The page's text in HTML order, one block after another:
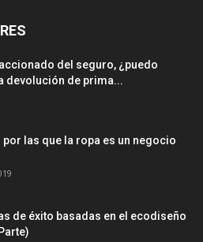
del seguro, ¿puedo
devolución de prima...
por las que la ropa es un negocio
de éxito basadas en el ecodiseño